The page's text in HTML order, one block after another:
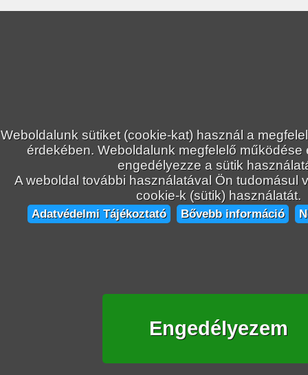
Weboldalunk sütiket (cookie-kat) használ a
érdekében. Weboldalunk megfelelő működése
engedélyezze a sütik
A weboldal további használatával Ön tudomásul
cookie-k (sütik) használatát.
Adatvédelmi Tájékoztató Bővebb információ
Engedélyezem